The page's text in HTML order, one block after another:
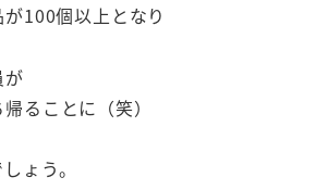
100個以上となり
が
ることに（笑）
ょう。